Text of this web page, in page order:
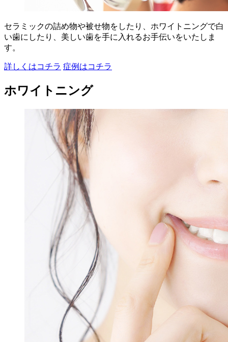
セラミックの詰め物や被せ物をしたり、ホワイトニングで白
い歯にしたり、美しい歯を手に入れるお手伝いをいたしま
す。
詳しくはコチラ 症例はコチラ
ホワイトニング